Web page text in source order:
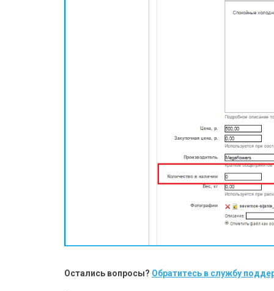
Остались вопросы? Обратитесь в службу